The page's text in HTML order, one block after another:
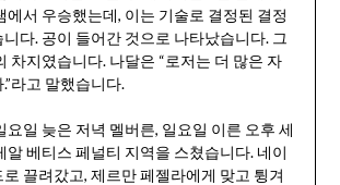
에서 우승했는데, 이는 기술로 결정된 결정
다. 공이 들어간 것으로 나타났습니다. 그
차지였습니다. 나달은 “로저는 더 많은 자
라고 말했습니다.
요일 늦은 저녁 멜버른, 일요일 이른 오후 세
알 베티스 페널티 지역을 스쳤습니다. 네이
끌려갔고, 제르만 페젤라에게 맞고 튕겨